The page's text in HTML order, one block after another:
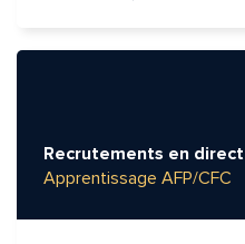
Recrutements en direct
Apprentissage AFP/CFC